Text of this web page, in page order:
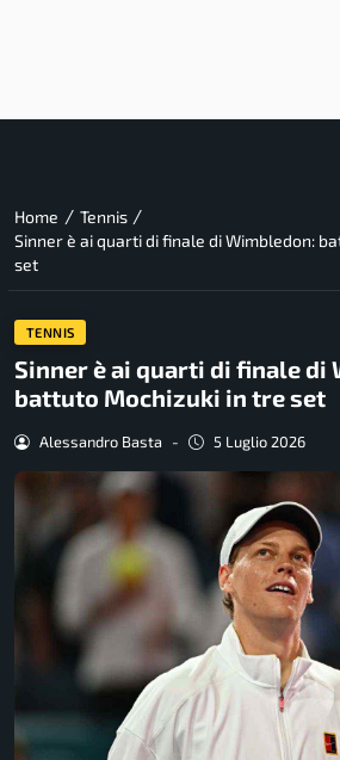
Home / Tennis /
Sinner è ai quarti di finale di Wimbledon:
set
TENNIS
Sinner è ai quarti di finale di
battuto Mochizuki in tre set
Alessandro Basta - 5 Luglio 2026